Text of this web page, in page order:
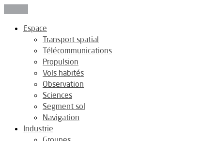
Espace
Transport spatial
Télécommunications
Propulsion
Vols habités
Observation
Sciences
Segment sol
Navigation
Industrie